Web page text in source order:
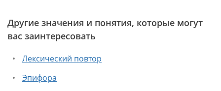
Другие значения и понятия, которые могут
вас заинтересовать
Лексический повтор
Эпифора